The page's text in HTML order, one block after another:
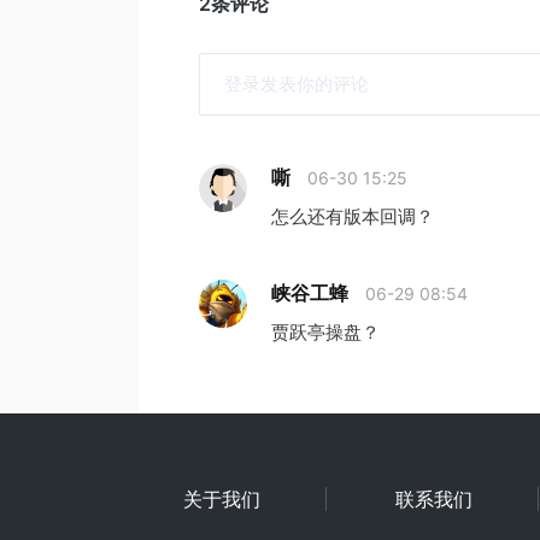
嘶 06-30 15:25
怎么还有版本回调？
峡谷工蜂 06-29 08:54
贾跃亭操盘？
关于我们 联系我们